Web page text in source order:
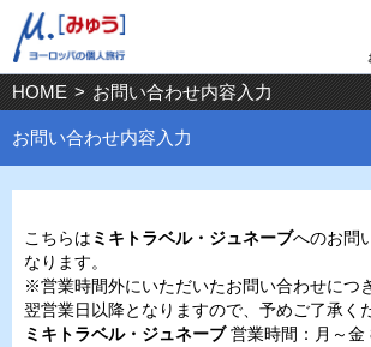
HOME > お問い合わせ内容入力
お問い合わせ内容入力
こちらは ミキトラベル・ジュネーブへのお問
なります。
※営業時間外にいただいたお問い合わせにつ
翌営業日以降となりますので、予めご了承く
ミキトラベル・ジュネーブ営業時間：月～金